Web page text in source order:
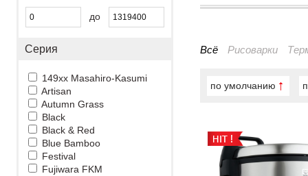
до
Серия
149xx Masahiro-Kasumi
Artisan
Autumn Grass
Black
Black & Red
Blue Bamboo
Festival
Fujiwara FKM
Всё Рисоварки
по умолчанию